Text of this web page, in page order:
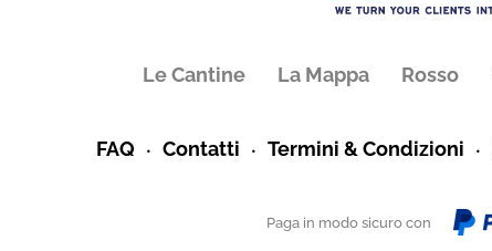
Le Cantine La Mappa Rosso
FAQ Contatti Termini & Condizioni
Paga in modo sicuro con